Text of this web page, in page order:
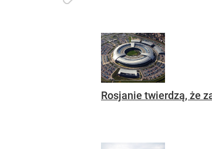
Rosjanie twierdzą, że